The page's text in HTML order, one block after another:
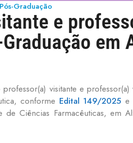
Pós-Graduação
e
em
visitante e
conforme Edital 149/2025 e
de Ciências Farmacêuticas, em